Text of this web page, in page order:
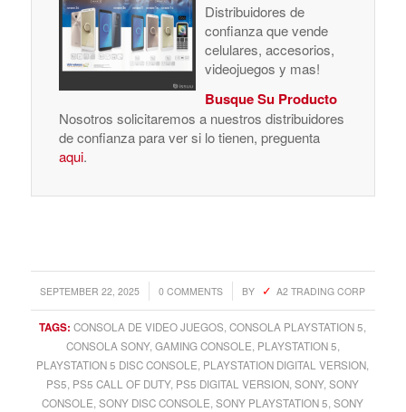
Distribuidores de
confianza que vende
celulares, accesorios,
videojuegos y mas!
Busque Su Producto
Nosotros solicitaremos a nuestros distribuidores
de confianza para ver si lo tienen, preguenta
aqui.
SEPTEMBER 22, 2025
/ 0 COMMENTS
/ BY A2 TRADING CORP
TAGS: CONSOLA DE VIDEO JUEGOS ,CONSOLA PLAYSTATION 5
CONSOLA SONY, GAMING CONSOLE PLAYSTATION 5
PLAYSTATION 5 DISC CONSOLE PLAYSTATION DIGITAL VERSION
PS5 PS5 CALL OF DUTY, PS5 DIGITAL VERSION ,SONY,SONY
CONSOLE ,SONY DISC CONSOLE ,SONY PLAYSTATION 5 ,SONY